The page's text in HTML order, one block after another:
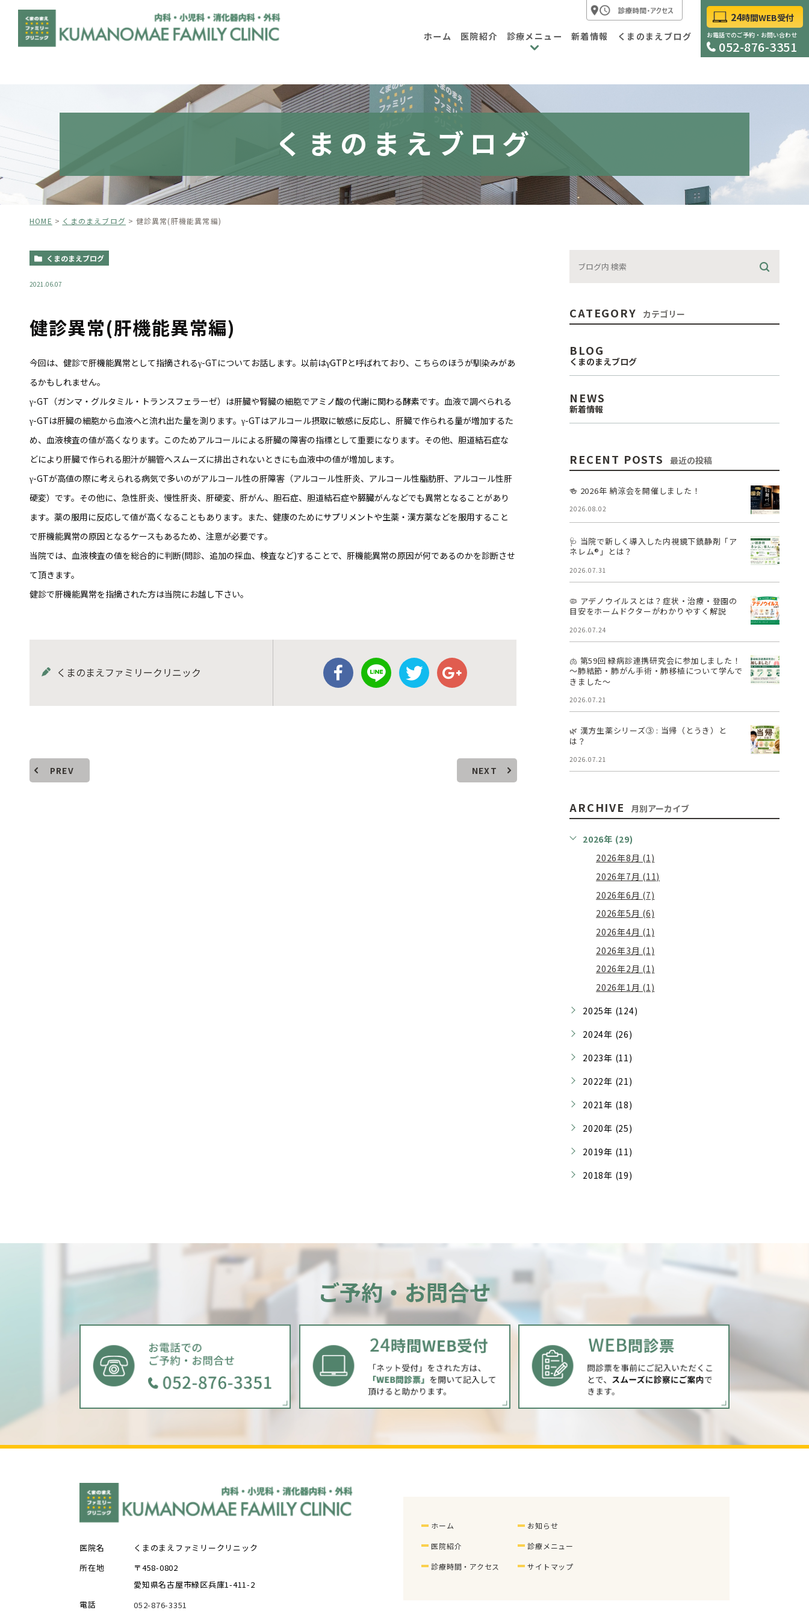
ホーム 医院紹介 診療メニュー
内科
消化器内科 大腸内視鏡検査について 胃内視鏡検査について
日帰り大腸ポリープ手術について 各種健診・企業健診・自費診療
新着情報 くまのまえブログ
24時間WEB受付
お電話でのご予約・お問い合わせ
052-876-3351
くまのまえブログ
HOME くまのまえブログ 健診異常(肝機能異常編)
くまのまえブログ
2021.06.07
健診異常(肝機能異常編)
今回は、健診で肝機能異常として指摘されるγ-GTについてお話します。以前はγGTPと呼ばれており、こちらのほうが馴染みがあ
るかもしれません。
γ-GT（ガンマ・グルタミル・トランスフェラーゼ）は肝臓や腎臓の細胞でアミノ酸の代謝に関わる酵素です。血液で調べられる
γ-GTは肝臓の細胞から血液へと流れ出た量を測ります。γ-GTはアルコール摂取に敏感に反応し、肝臓で作られる量が増加するた
め、血液検査の値が高くなります。このためアルコールによる肝臓の障害の指標として重要になります。その他、胆道結石症な
どにより肝臓で作られる胆汁が腸管へスムーズに排出されないときにも血液中の値が増加します。
γ-GTが高値の際に考えられる病気で多いのがアルコール性の肝障害（アルコール性肝炎、アルコール性脂肪肝、アルコール性肝
硬変）です。その他に、急性肝炎、慢性肝炎、肝硬変、肝がん、胆石症、胆道結石症や膵臓がんなどでも異常となることがあり
ます。薬の服用に反応して値が高くなることもあります。また、健康のためにサプリメントや生薬・ 漢方薬などを服用すること
で肝機能異常の原因となるケースもあるため、注意が必要です。
当院では、血液検査の値を総合的に判断(問診、追加の採血、検査など)することで、肝機能異常の原因が何であるのかを診断させ
て頂きます。
健診で肝機能異常を指摘された方は当院にお越し下さい。
くまのまえファミリークリニック
PREV NEXT
CATEGORY カテゴリー
BLOG
くまのまえブログ
NEWS
新着情報
RECENT POSTS 最近の投稿
🍻 2026年 納涼会を開催しました！
2026.08.02
🩺 当院で新しく導入した内視鏡下鎮静剤「ア
ネレム®」とは？
2026.07.31
🦠 アデノウイルスとは？症状・治療・登園の
目安をホームドクターがわかりやすく解説
2026.07.24
🫁 第59回 緑病診連携研究会に参加しました！
～肺結節・肺がん手術・肺移植について学んで
きました～
2026.07.21
🌿 漢方生薬シリーズ③ : 当帰（とうき）と
は？
2026.07.21
ARCHIVE 月別アーカイブ
2026年 (29)
2026年8月 (1)
2026年7月 (11)
2026年6月 (7)
2026年5月 (6)
2026年4月 (1)
2026年3月 (1)
2026年2月 (1)
2026年1月 (1)
2025年 (124)
2024年 (26)
2023年 (11)
2022年 (21)
2021年 (18)
2020年 (25)
2019年 (11)
2018年 (19)
ご予約・お問合せ
医院名
くまのまえファミリークリニック
所在地
〒458-0802
愛知県名古屋市緑区兵庫1-411-2
電話
052-876-3351
ホーム
医院紹介
診療時間・アクセス
お知らせ
診療メニュー
サイトマップ